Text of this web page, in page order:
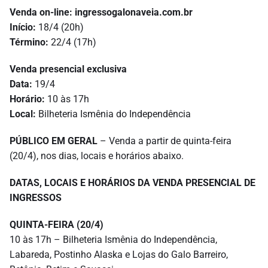
Venda on-line: ingressogalonaveia.com.br
Início: 18/4 (20h)
Término: 22/4 (17h)
Venda presencial exclusiva
Data: 19/4
Horário: 10 às 17h
Local: Bilheteria Ismênia do Independência
PÚBLICO EM GERAL – Venda a partir de quinta-feira
(20/4), nos dias, locais e horários abaixo.
DATAS, LOCAIS E HORÁRIOS DA VENDA PRESENCIAL DE
INGRESSOS
QUINTA-FEIRA (20/4)
10 às 17h – Bilheteria Ismênia do Independência,
Labareda, Postinho Alaska e Lojas do Galo Barreiro,